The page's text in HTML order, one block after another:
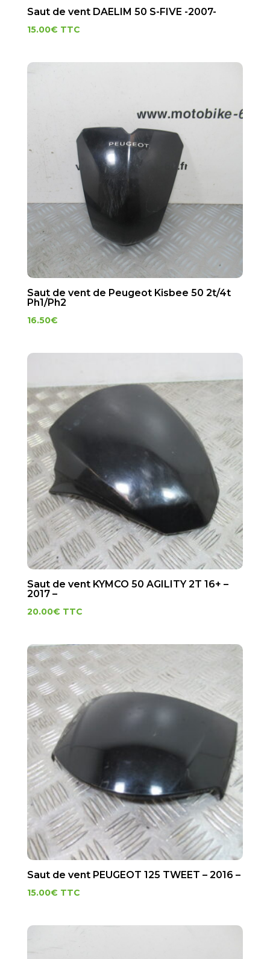
Saut de vent DAELIM 50 S-FIVE -2007-
15.00€ TTC
Saut de vent de Peugeot Kisbee 50 2t/4t
Ph1/Ph2
16.50€
Saut de vent KYMCO 50 AGILITY 2T 16+ –
2017 –
20.00€ TTC
Saut de vent PEUGEOT 125 TWEET – 2016 –
15.00€ TTC